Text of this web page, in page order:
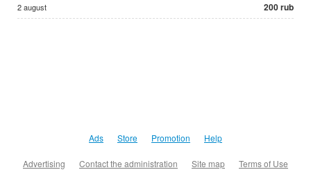
2 august 200 rub
Ads Store Promotion Help
Advertising Contact the administration Site map Terms of Use